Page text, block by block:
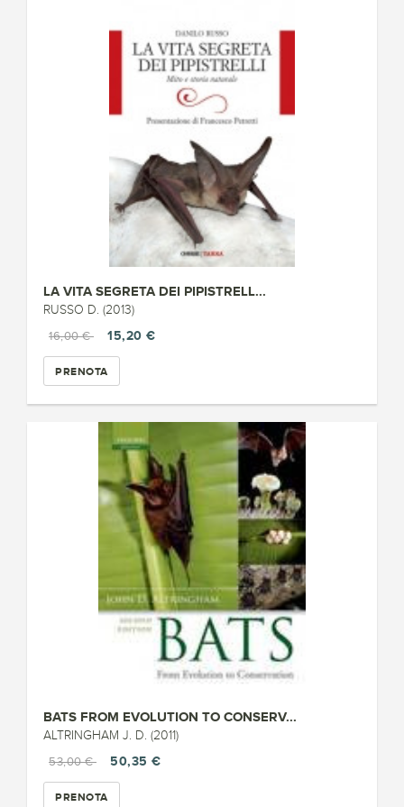
LA VITA SEGRETA DEI PIPISTRELL...
RUSSO D. (2013)
16,00 €
15,20 €
PRENOTA
BATS FROM EVOLUTION TO CONSERV...
ALTRINGHAM J. D. (2011)
53,00 €
50,35 €
PRENOTA